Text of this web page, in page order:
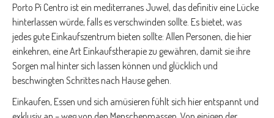
Porto Pi Centro ist ein mediterranes Juwel, das definitiv eine Lücke
hinterlassen würde, falls es verschwinden sollte. Es bietet, was
jedes gute Einkaufszentrum bieten sollte: Allen Personen, die hier
einkehren, eine Art Einkaufstherapie zu gewähren, damit sie ihre
Sorgen mal hinter sich lassen können und glücklich und
beschwingten Schrittes nach Hause gehen.
Einkaufen, Essen und sich amüsieren fühlt sich hier entspannt und